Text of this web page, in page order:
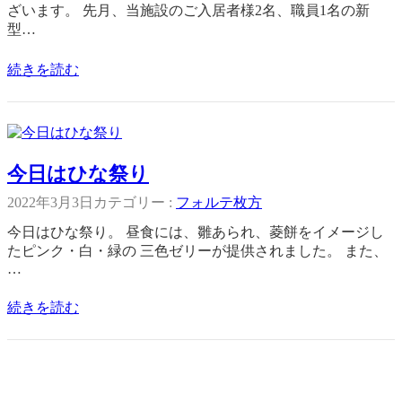
ざいます。 先月、当施設のご入居者様2名、職員1名の新
型…
続きを読む
今日はひな祭り
2022年3月3日 カテゴリー : フォルテ枚方
今日はひな祭り。 昼食には、雛あられ、菱餅をイメージし
たピンク・白・緑の 三色ゼリーが提供されました。 また、
…
続きを読む